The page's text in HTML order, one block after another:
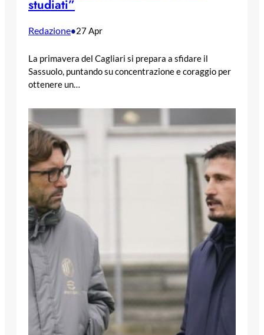
studiati”
Redazione•27 Apr
La primavera del Cagliari si prepara a sfidare il
Sassuolo, puntando su concentrazione e coraggio per
ottenere un…